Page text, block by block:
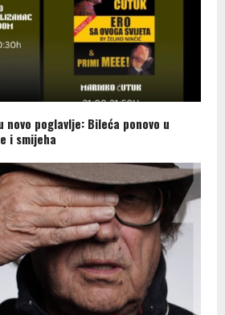
novo poglavlje: Bileća ponovo u
i smijeha